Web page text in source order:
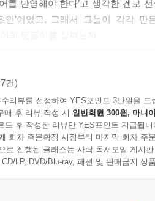
전의 서문에 쓰여진 "겐보에게 사
만든다. 용례 수집을 위해 자가용
게 야마다와 관계를 회복할 여유
둘은 죽을 때까지 화해하지 않고
의 잘못은 없다고 써버렸는데 표
면 오랫동안 연락을 끊고 지낸 사람
를 반영해야 한다’고 생각한 겐보
인’이었고, 그래서 그들이 각각
아 무척 마음이 괴로운 (또는 가끔
국어사전』 제3판
사이의 그리워하는 애정(남녀 사이
어사전』, 제3판
건)
리뷰를 선정하여 YES포인트 3만원을 드
매 후 리뷰 작성 시 일반회원 300원, 마니
드 후 작성한 리뷰만 YES포인트 지급됩니
회차 주문확정 시점부터 마지막 회차 주
로 진행된 클래스는 사락 독서모임 게시
LP, DVD/Blu-ray, 패션 및 판매금지 상